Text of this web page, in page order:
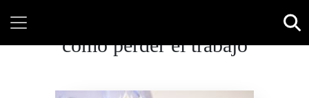
cómo perder el trabajo